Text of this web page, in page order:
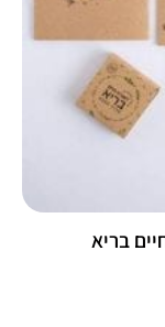
בריא